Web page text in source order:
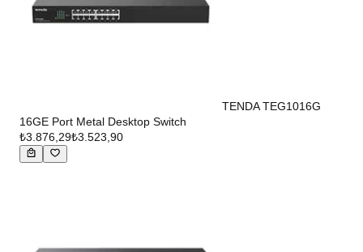
TENDA TEG1016G
16GE Port Metal Desktop Switch
₺3.876,29₺3.523,90